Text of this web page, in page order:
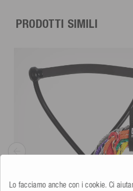
PRODOTTI SIMILI
Lo facciamo anche con i cookie. Ci